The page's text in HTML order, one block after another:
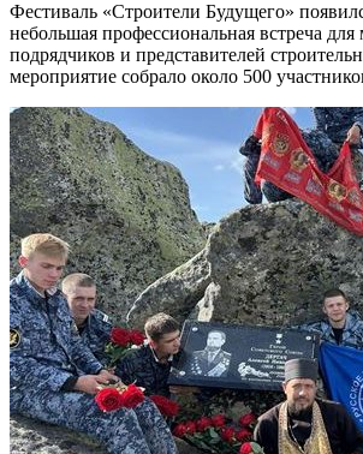
Фестиваль «Строители Будущего»
небольшая профессиональная встреча для
подрядчиков и представителей
мероприятие собрало около 500